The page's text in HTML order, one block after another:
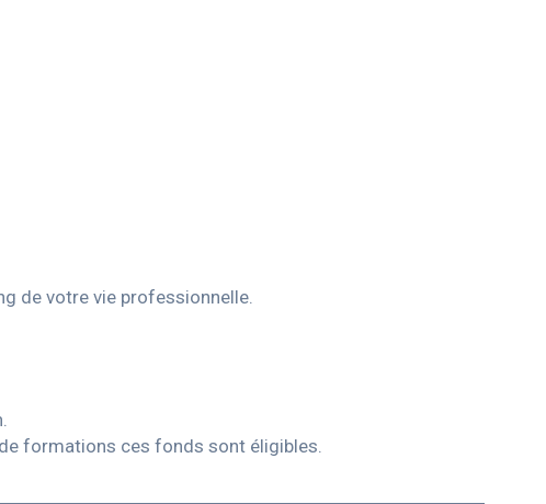
de votre vie professionnelle.
formations ces fonds sont éligibles.